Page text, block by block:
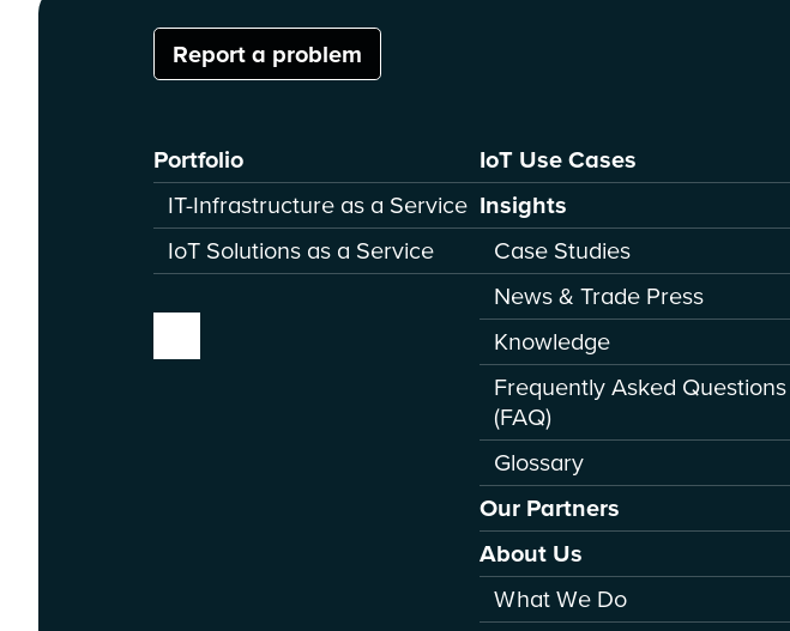
Report a problem
Portfolio
IT-Infrastructure as a Service
IoT Solutions as a Service
IoT Use Cases
Insights
Case Studies
News & Trade Press
Knowledge
Frequently Asked Questions
(FAQ)
Glossary
Our Partners
About Us
What We Do